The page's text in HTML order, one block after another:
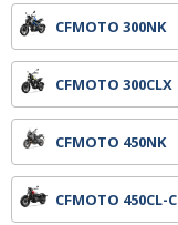
CFMOTO 300NK
CFMOTO 300CLX
CFMOTO 450NK
CFMOTO 450CL-C